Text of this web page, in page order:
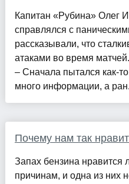
Капитан «Рубина» Олег
справлялся с
рассказывали, что
атаками во время
– Сначала пытался как-
много информации, а
Почему нам так
Запах бензина нравится
причинам, и одна из них